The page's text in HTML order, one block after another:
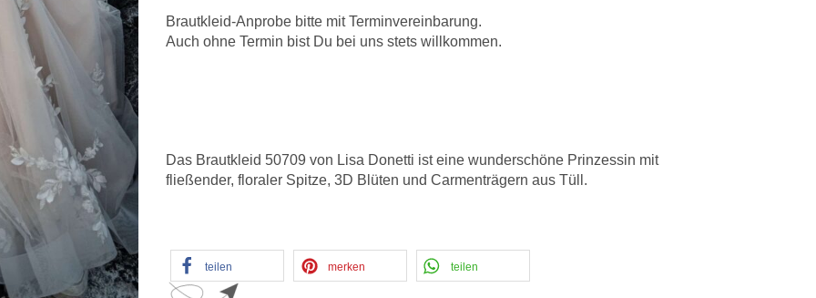
Brautkleid-Anprobe bitte mit Terminvereinbarung.
Auch ohne Termin bist Du bei uns stets willkommen.
Das Brautkleid 50709 von Lisa Donetti ist eine wunderschöne Prinzessin mit
fließender, floraler Spitze, 3D Blüten und Carmenträgern aus Tüll.
teilen merken teilen